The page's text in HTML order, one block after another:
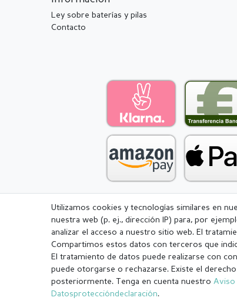
Ley sobre baterías y pilas
Contacto
Aviso legal Política de
¹ Todos los pedidos pagados hasta las 14:00 se envían
.
Utilizamos cookies y tecnologías similares en
nuestra web (p. ej., dirección IP) para, por
analizar el acceso a nuestro sitio web. El
Compartimos estos datos con terceros que
El tratamiento de datos puede realizarse con
puede otorgarse o rechazarse. Existe el
posteriormente. Tenga en cuenta nuestro Aviso
Datos­protección­declaración.